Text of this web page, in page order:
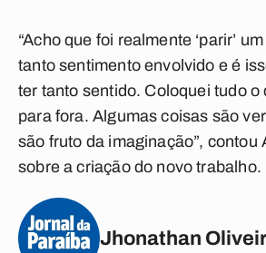
“Acho que foi realmente ‘parir’
tanto sentimento envolvido e é
ter tanto sentido. Coloquei tudo o
para fora. Algumas coisas são
são fruto da imaginação”, contou
sobre a criação do novo trabalho.
Jhonathan